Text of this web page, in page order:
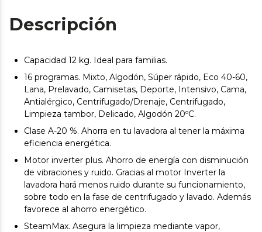
Descripción
Capacidad 12 kg. Ideal para familias.
16 programas. Mixto, Algodón, Súper rápido, Eco 40-60,
Lana, Prelavado, Camisetas, Deporte, Intensivo, Cama,
Antialérgico, Centrifugado/Drenaje, Centrifugado,
Limpieza tambor, Delicado, Algodón 20ºC.
Clase A-20 %. Ahorra en tu lavadora al tener la máxima
eficiencia energética.
Motor inverter plus. Ahorro de energía con disminución
de vibraciones y ruido. Gracias al motor Inverter la
lavadora hará menos ruido durante su funcionamiento,
sobre todo en la fase de centrifugado y lavado. Además
favorece al ahorro energético.
SteamMax. Asegura la limpieza mediante vapor,